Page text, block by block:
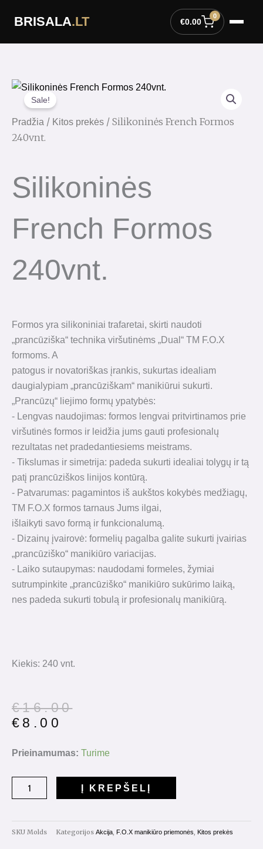
BRISALA.LT €0.00
0
Sale!
Pradžia / Kitos prekės / Silikoninės French Formos
240vnt.
Silikoninės
French Formos
240vnt.
Formos yra silikoniniai trafaretai, skirti naudoti
„prancūziška“ technika viršutinėms „Dual“ TM F.O.X
formoms. A
patogus ir novatoriškas įrankis, sukurtas idealiam
daugialypiam „prancūziškam“ manikiūrui sukurti.
„Prancūzų“ liejimo formų ypatybės:
- Lengvas naudojimas: formos lengvai pritvirtinamos prie
viršutinės formos ir leidžia jums gauti profesionalų
rezultatas net pradedantiesiems meistrams.
- Tikslumas ir simetrija: padeda sukurti idealiai tolygų ir tą
patį prancūziškos linijos kontūrą.
- Patvarumas: pagamintos iš aukštos kokybės medžiagų,
TM F.O.X formos tarnaus Jums ilgai,
išlaikyti savo formą ir funkcionalumą.
- Dizainų įvairovė: formelių pagalba galite sukurti įvairias
„prancūziško“ manikiūro variacijas.
- Laiko sutaupymas: naudodami formeles, žymiai
sutrumpinkite „prancūziško“ manikiūro sukūrimo laiką,
nes padeda sukurti tobulą ir profesionalų manikiūrą.
Kiekis: 240 vnt.
€16.00
Original
price
€16.00.
€ 8.00
Current
price
€8.00.
Prieinamumas: Turime
produkto
French
240vnt.
Į KREPŠELĮ
SKU Molds Kategorijos Akcija, F.O.X manikiūro priemonės, Kitos prekės